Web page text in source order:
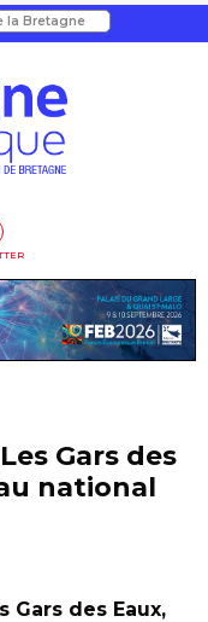
Gars des
national
Gars des Eaux,